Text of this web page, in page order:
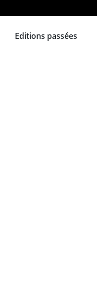
Editions passées